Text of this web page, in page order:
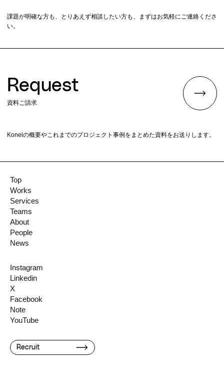
Top
Works
Services
Teams
About
People
News
Instagram
Linkedin
X
Facebook
Note
YouTube
Recruit
課題が明確な方も、とりあえず相談したい方も、まずはお気軽にご連絡くださ
い。
Request
資料ご請求
Konelの概要やこれまでのプロジェクト事例をまとめた資料をお送りします。